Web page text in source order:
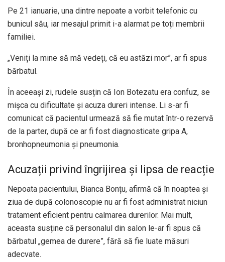
Pe 21 ianuarie, una dintre nepoate a vorbit telefonic cu
bunicul său, iar mesajul primit i-a alarmat pe toți membrii
familiei.
„Veniți la mine să mă vedeți, că eu astăzi mor”, ar fi spus
bărbatul.
În aceeași zi, rudele susțin că Ion Botezatu era confuz, se
mișca cu dificultate și acuza dureri intense. Li s-ar fi
comunicat că pacientul urmează să fie mutat într-o rezervă
de la parter, după ce ar fi fost diagnosticate gripa A,
bronhopneumonia și pneumonia.
Acuzații privind îngrijirea și lipsa de reacție
Nepoata pacientului, Bianca Bonțu, afirmă că în noaptea și
ziua de după colonoscopie nu ar fi fost administrat niciun
tratament eficient pentru calmarea durerilor. Mai mult,
aceasta susține că personalul din salon le-ar fi spus că
bărbatul „gemea de durere”, fără să fie luate măsuri
adecvate.